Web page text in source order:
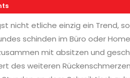
nicht etliche einzig ein Trend,
schinden im Büro oder
mit absitzen und
des weiteren